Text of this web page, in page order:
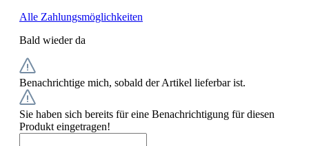
Alle Zahlungsmöglichkeiten
Bald wieder da
Benachrichtige mich, sobald der Artikel lieferbar ist.
Sie haben sich bereits für eine Benachrichtigung für diesen
Produkt eingetragen!